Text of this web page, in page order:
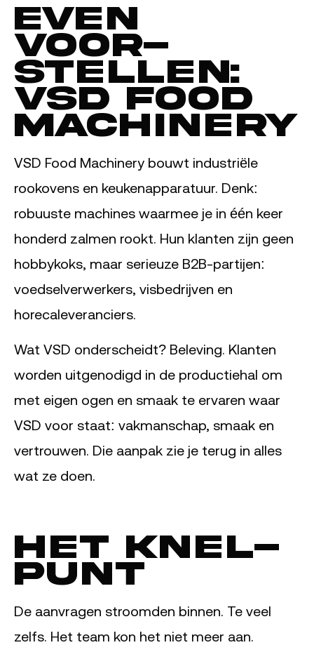
Even
voor­
stellen:
VSD Food
Machi­nery
VSD Food Machinery bouwt industriële
rookovens en keukenapparatuur. Denk:
robuuste machines waarmee je in één keer
honderd zalmen rookt. Hun klanten zijn geen
hobbykoks, maar serieuze B2B-partijen:
voedselverwerkers, visbedrijven en
horecaleveranciers.
Wat VSD onderscheidt? Beleving. Klanten
worden uitgenodigd in de productiehal om
met eigen ogen en smaak te ervaren waar
VSD voor staat: vakmanschap, smaak en
vertrouwen. Die aanpak zie je terug in alles
wat ze doen.
Het knel­
punt
De aanvragen stroomden binnen. Te veel
zelfs. Het team kon het niet meer aan.